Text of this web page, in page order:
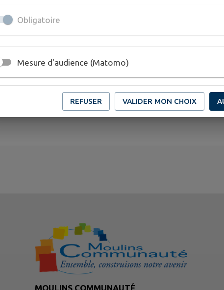
MOULINS COMMUNAUTÉ
Obligatoire
Mesure d'audience (Matomo)
REFUSER VALIDER MON CHOIX